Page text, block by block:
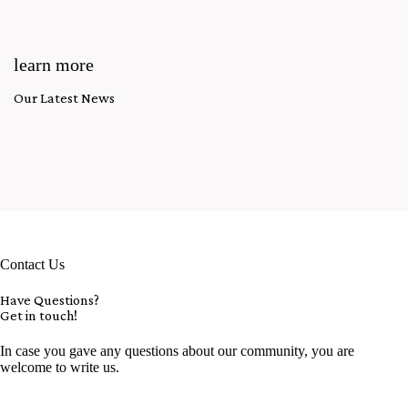
learn more
Our Latest News
Contact Us
Have Questions?
Get in touch!
In case you gave any questions about our community, you are
welcome to write us.